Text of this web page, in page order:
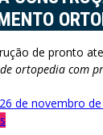
ortopedia com
26 de novembro